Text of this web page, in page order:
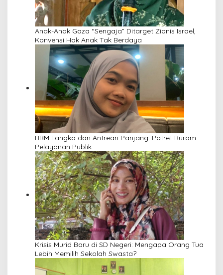
Anak-Anak Gaza “Sengaja” Ditarget Zionis Israel,
Konvensi Hak Anak Tak Berdaya
BBM Langka dan Antrean Panjang: Potret Buram
Pelayanan Publik
Krisis Murid Baru di SD Negeri: Mengapa Orang Tua
Lebih Memilih Sekolah Swasta?